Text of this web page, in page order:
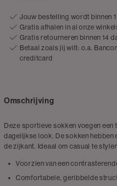
Jouw bestelling wordt binnen
Gratis afhalen in al onze
Gratis retourneren binnen 14
Betaal zoals jij wilt: o.a.
creditcard
Omschrijving
Deze sportieve sokken voegen een
dagelijkse look. De sokken hebben
de zijkant. Ideaal om casual te
Voorzien van een
Comfortabele, geribbelde